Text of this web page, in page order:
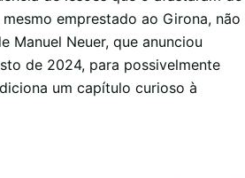
emprestado ao Girona, não
Manuel Neuer, que anunciou
de 2024, para possivelmente
um capítulo curioso à